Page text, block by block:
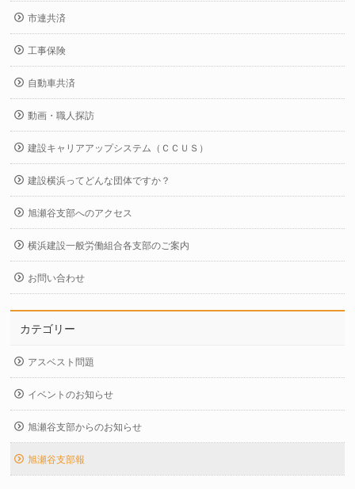
市連共済
工事保険
自動車共済
動画・職人探訪
建設キャリアアップシステム（ＣＣＵＳ）
建設横浜ってどんな団体ですか？
旭瀬谷支部へのアクセス
横浜建設一般労働組合各支部のご案内
お問い合わせ
カテゴリー
アスベスト問題
イベントのお知らせ
旭瀬谷支部からのお知らせ
旭瀬谷支部報